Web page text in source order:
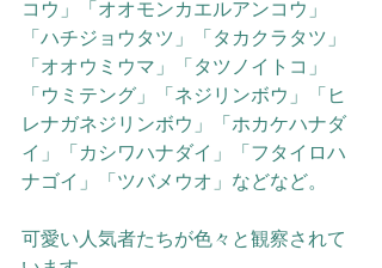
コウ」「オオモンカエルアンコウ」
「ハチジョウタツ」「タカクラタツ」
「オオウミウマ」「タツノイトコ」
「ウミテング」「ネジリンボウ」「ヒ
レナガネジリンボウ」「ホカケハナダ
イ」「カシワハナダイ」「フタイロハ
ナゴイ」「ツバメウオ」などなど。
可愛い人気者たちが色々と観察されて